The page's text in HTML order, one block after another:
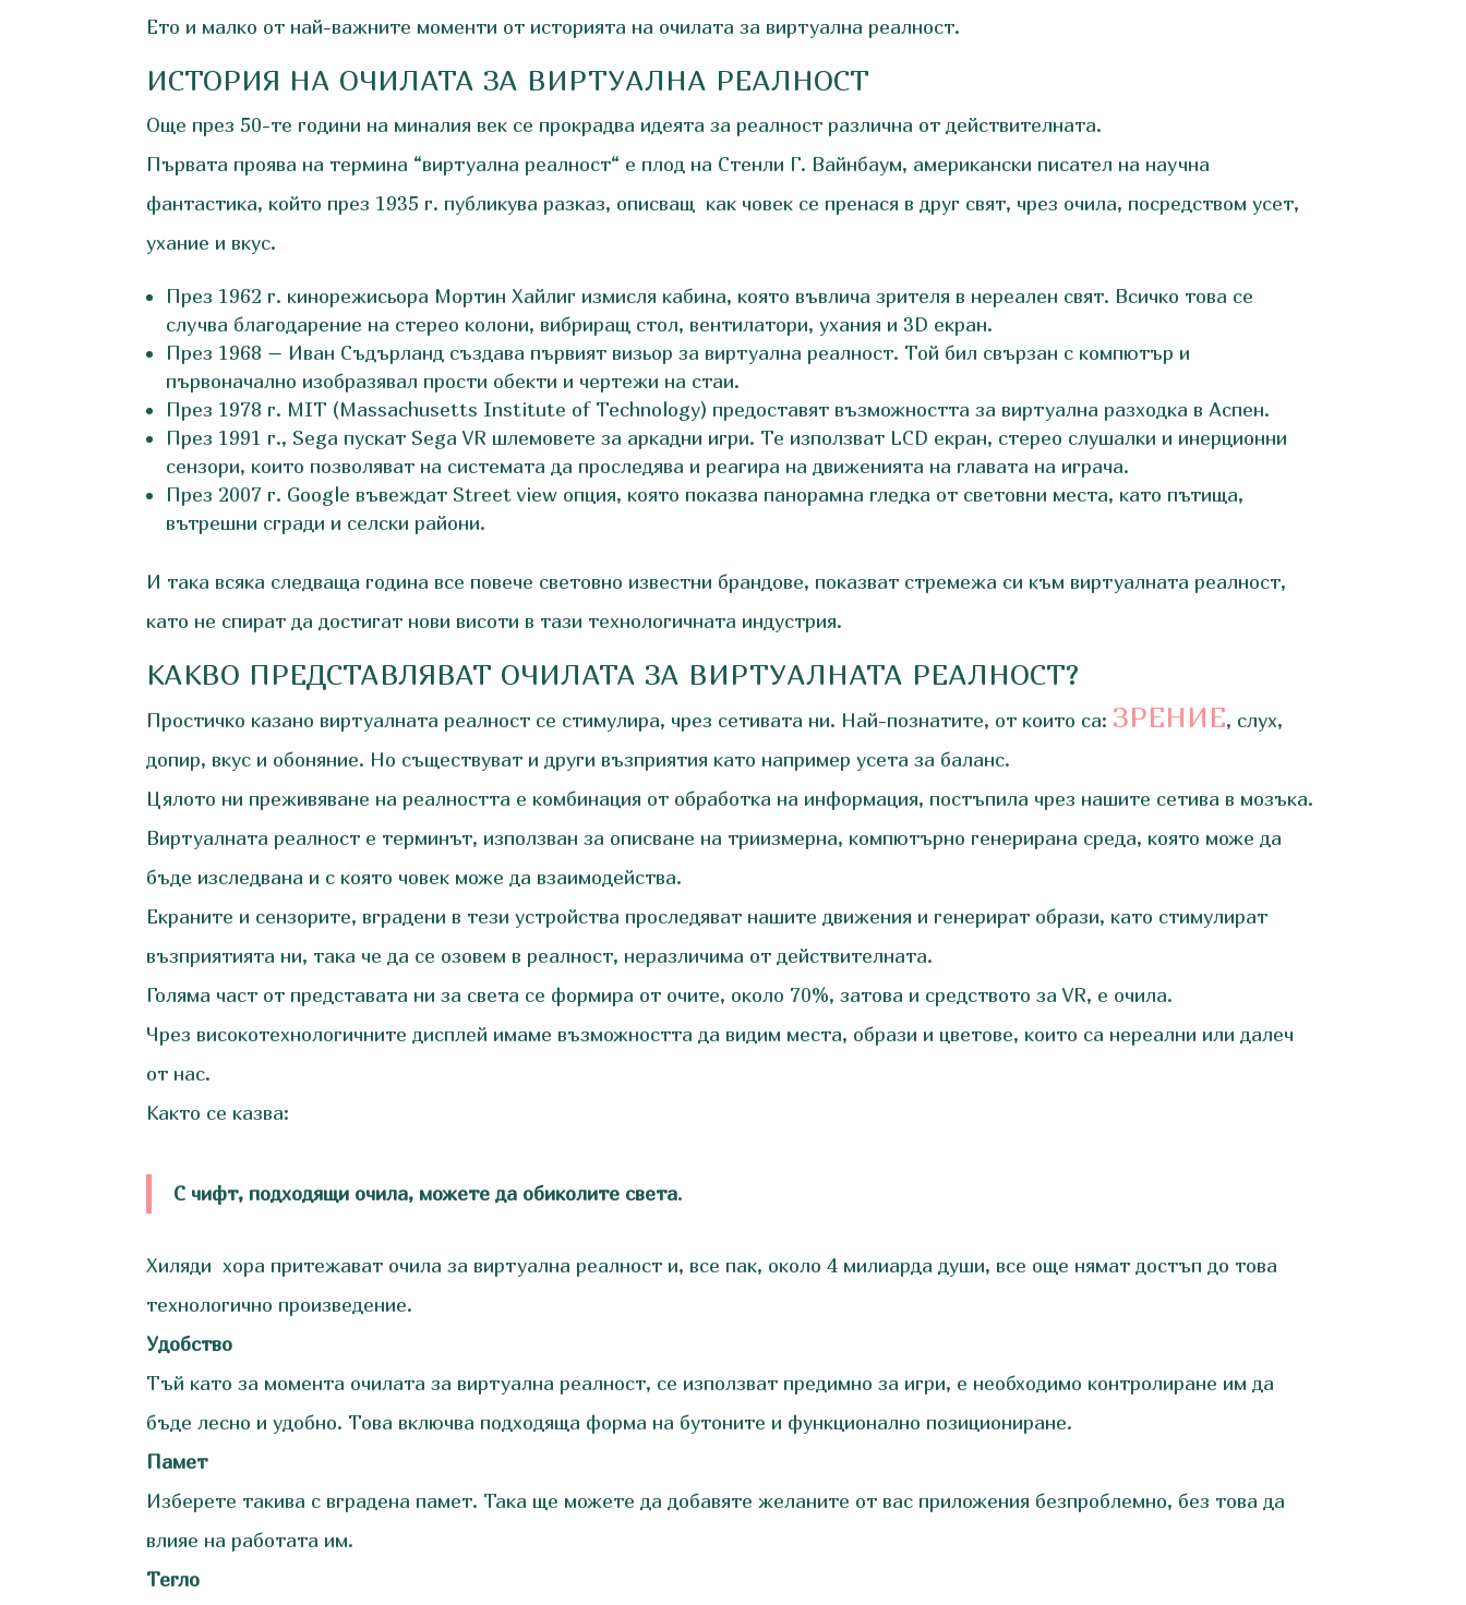
Ето и малко от най-важните моменти от историята на очилата за виртуална реалност.
ИСТОРИЯ НА ОЧИЛАТА ЗА ВИРТУАЛНА РЕАЛНОСТ
Още през 50-те години на миналия век се прокрадва идеята за реалност различна от действителната.
Първата проява на термина “виртуална реалност“ е плод на Стенли Г. Вайнбаум, американски писател на научна
фантастика, който през 1935 г. публикува разказ, описващ как човек се пренася в друг свят, чрез очила, посредством усет,
ухание и вкус.
През 1962 г. кинорежисьора Мортин Хайлиг измисля кабина, която въвлича зрителя в нереален свят. Всичко това се
случва благодарение на стерео колони, вибриращ стол, вентилатори, ухания и 3D екран.
През 1968 – Иван Съдърланд създава първият визьор за виртуална реалност. Той бил свързан с компютър и
първоначално изобразявал прости обекти и чертежи на стаи.
През 1978 г. MIT (Massachusetts Institute of Technology) предоставят възможността за виртуална разходка в Аспен. ​
През 1991 г., Sega пускат Sega VR шлемовете за аркадни игри. Те използват LCD екран, стерео слушалки и инерционни
сензори, които позволяват на системата да проследява и реагира на движенията на главата на играча.
През 2007 г. Google въвеждат Street view опция, която показва панорамна гледка от световни места, като пътища,
вътрешни сгради и селски райони.
И така всяка следваща година все повече световно известни брандове, показват стремежа си към виртуалната реалност,
като не спират да достигат нови висоти в тази технологичната индустрия.
КАКВО ПРЕДСТАВЛЯВАТ ОЧИЛАТА ЗА ВИРТУАЛНАТА РЕАЛНОСТ?
Простичко казано виртуалната реалност се стимулира, чрез сетивата ни. Най-познатите, от които са: ЗРЕНИЕ, слух,
допир, вкус и обоняние. Но съществуват и други възприятия като например усета за баланс.
Цялото ни преживяване на реалността е комбинация от обработка на информация, постъпила чрез нашите сетива в мозъка.
Виртуалната реалност е терминът, използван за описване на триизмерна, компютърно генерирана среда, която може да
бъде изследвана и с която човек може да взаимодейства.
Екраните и сензорите, вградени в тези устройства проследяват нашите движения и генерират образи, като стимулират
възприятията ни, така че да се озовем в реалност, неразличима от действителната.
Голяма част от представата ни за света се формира от очите, около 70%, затова и средството за VR, е очила.
Чрез високотехнологичните дисплей имаме възможността да видим места, образи и цветове, които са нереални или далеч
от нас.
Както се казва:
С чифт, подходящи очила, можете да обиколите света.
Хиляди хора притежават очила за виртуална реалност и, все пак, около 4 милиарда души, все още нямат достъп до това
технологично произведение.
Удобство
Тъй като за момента очилата за виртуална реалност, се използват предимно за игри, е необходимо контролиране им да
бъде лесно и удобно. Това включва подходяща форма на бутоните и функционално позициониране.
Памет
Изберете такива с вградена памет. Така ще можете да добавяте желаните от вас приложения безпроблемно, без това да
влияе на работата им.
Тегло